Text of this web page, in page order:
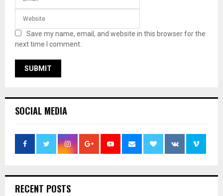
Save my name, email, and website in this browser for the
next time I comment.
SOCIAL MEDIA
RECENT POSTS